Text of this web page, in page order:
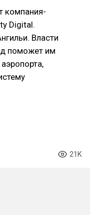
компания-
Digital.
Власти
поможет им
21K